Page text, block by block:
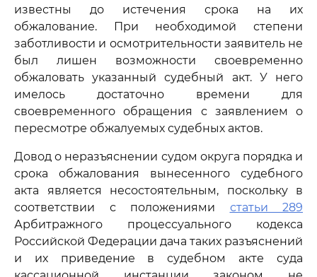
известны до истечения срока на их
обжалование. При необходимой степени
заботливости и осмотрительности заявитель не
был лишен возможности своевременно
обжаловать указанный судебный акт. У него
имелось достаточно времени для
своевременного обращения с заявлением о
пересмотре обжалуемых судебных актов.
Довод о неразъяснении судом округа порядка и
срока обжалования вынесенного судебного
акта является несостоятельным, поскольку в
соответствии с положениями статьи 289
Арбитражного процессуального кодекса
Российской Федерации дача таких разъяснений
и их приведение в судебном акте суда